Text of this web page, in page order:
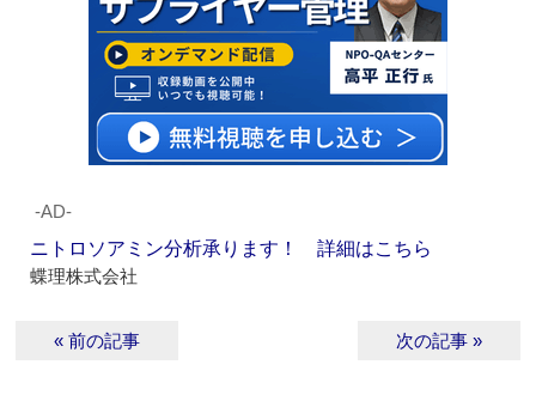
‐AD‐
ニトロソアミン分析承ります！ 詳細はこちら
蝶理株式会社
« 前の記事 次の記事 »